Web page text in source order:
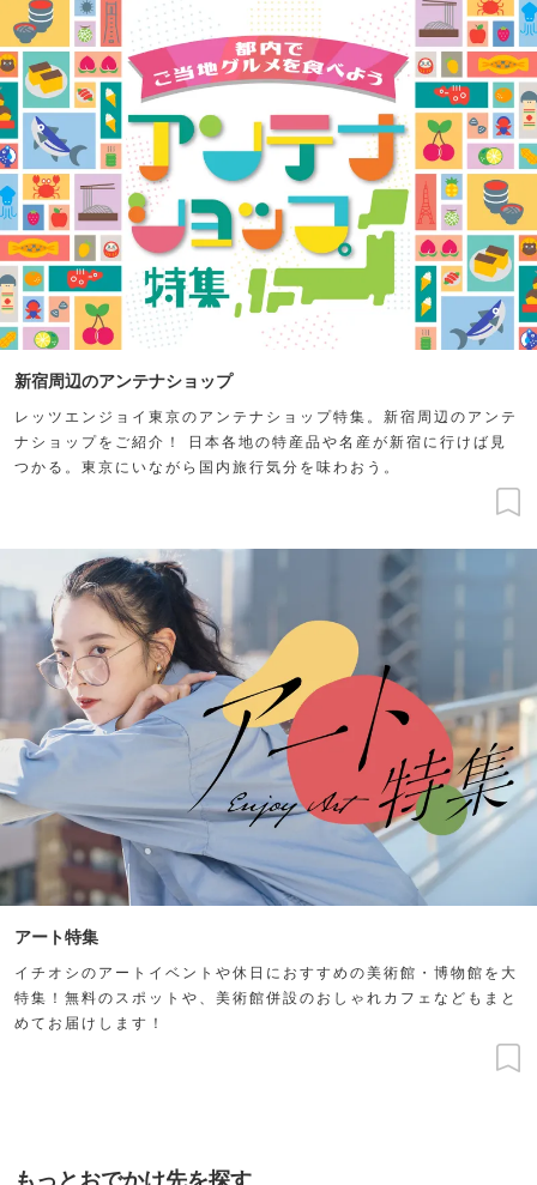
新宿周辺のアンテナショップ
レッツエンジョイ東京のアンテナショップ特集。新宿周辺のアンテ
ナショップをご紹介！ 日本各地の特産品や名産が新宿に行けば見
つかる。東京にいながら国内旅行気分を味わおう。
アート特集
イチオシのアートイベントや休日におすすめの美術館・博物館を大
特集！無料のスポットや、美術館併設のおしゃれカフェなどもまと
めてお届けします！